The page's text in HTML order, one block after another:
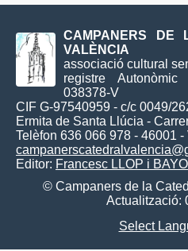
CAMPANERS DE
VALÈNCIA
associació cultural
registre
038378-V
CIF G-97540959 - c/c 0049/
Ermita de Santa Llúcia -
Telèfon 636 066 978 - 46001 -
Editor: Francesc LLOP i BAYO
© Campaners de la
Actualització:
Select